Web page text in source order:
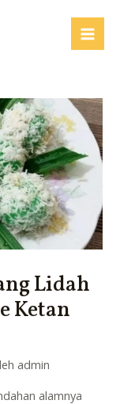
Lidah
Ketan
admin
alamnya